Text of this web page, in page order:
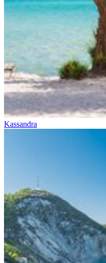
Kassandra